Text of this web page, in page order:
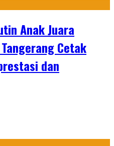
Anak Juara
Cetak
dan